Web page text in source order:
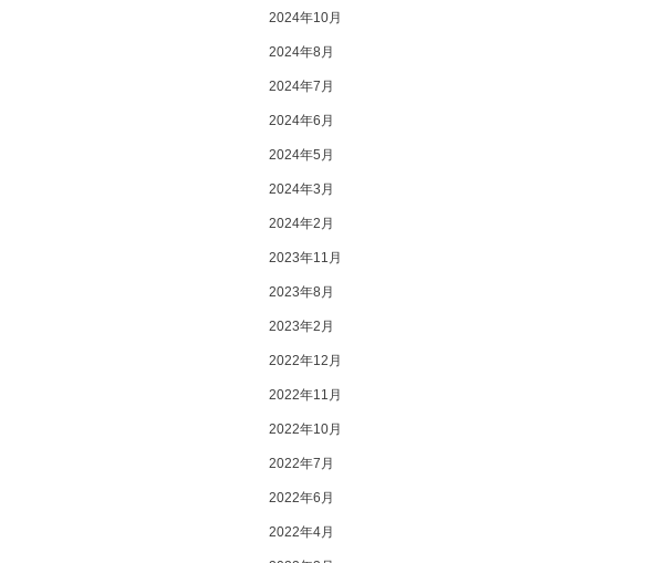
2024年10月
2024年8月
2024年7月
2024年6月
2024年5月
2024年3月
2024年2月
2023年11月
2023年8月
2023年2月
2022年12月
2022年11月
2022年10月
2022年7月
2022年6月
2022年4月